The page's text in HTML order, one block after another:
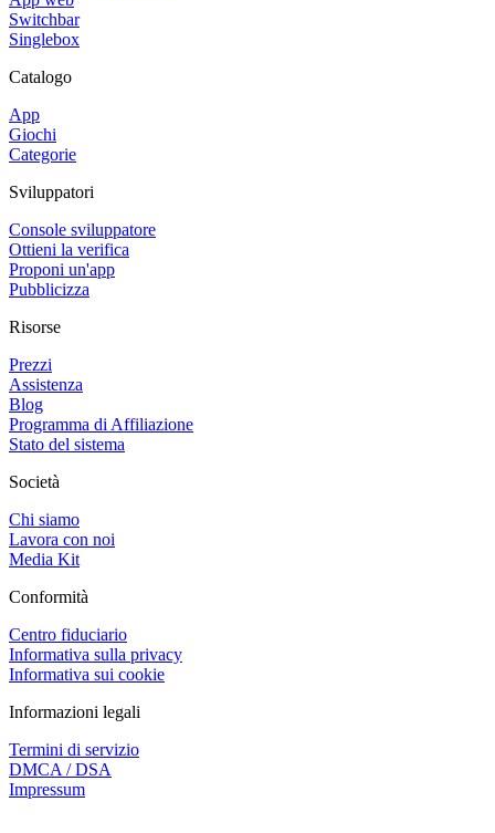
Switchbar
Singlebox
Catalogo
App
Giochi
Categorie
Sviluppatori
Console sviluppatore
Ottieni la verifica
Proponi un'app
Pubblicizza
Risorse
Prezzi
Assistenza
Blog
Programma di Affiliazione
Stato del sistema
Società
Chi siamo
Lavora con noi
Media Kit
Conformità
Centro fiduciario
Informativa sulla privacy
Informativa sui cookie
Informazioni legali
Termini di servizio
DMCA / DSA
Impressum